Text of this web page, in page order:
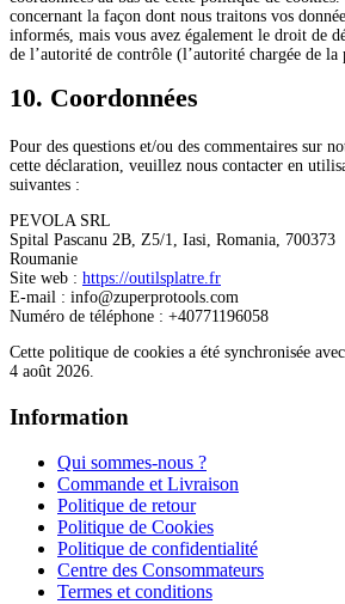
concernant la façon dont nous traitons vos
informés, mais vous avez également le droit de
de l’autorité de contrôle (l’autorité chargée de la
10. Coordonnées
Pour des questions et/ou des commentaires sur
cette déclaration, veuillez nous contacter en
suivantes :
PEVOLA SRL
Spital Pascanu 2B, Z5/1, Iasi, Romania, 700373
Roumanie
Site web : https://outilsplatre.fr
E-mail : info@zuperprotools.com
Numéro de téléphone : +40771196058
Cette politique de cookies a été synchronisée avec
4 août 2026.
Information
Qui sommes-nous ?
Commande et Livraison
Politique de retour
Politique de Cookies
Politique de confidentialité
Centre des Consommateurs
Termes et conditions